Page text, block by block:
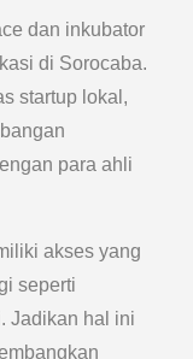
dan inkubator
di Sorocaba.
startup lokal,
para ahli
akses yang
seperti
Jadikan hal ini